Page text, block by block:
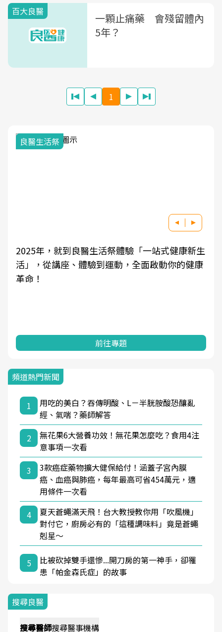
百大良醫
一顆止痛藥 會殘留體內
5年？
1
良醫生活祭
2025年，就到良醫生活祭體驗「一站式健康新生
活」，從講座、體驗到運動，全面啟動你的健康
革命！
前往專題
頻道熱門新聞
1
用吃的美白？吞傳明酸、L－半胱胺酸恐釀亂
經、氣喘？藥師解答
2
無花果6大營養功效！無花果怎麼吃？食用4注
意事項一次看
3
3款癌症藥物擴大健保給付！涵蓋子宮內膜
癌、血癌與肺癌，每年最高可省454萬元，適
用條件一次看
4
夏天蒼蠅滿天飛！台大教授教你用「吹風機」
對付它，廚房必有的「這種調味料」竟是蒼蠅
剋星～
5
比被砍掉雙手還慘...開刀房的第一神手，卻罹
患「帕金森氏症」的故事
搜尋良醫
搜尋醫師搜尋醫事機構